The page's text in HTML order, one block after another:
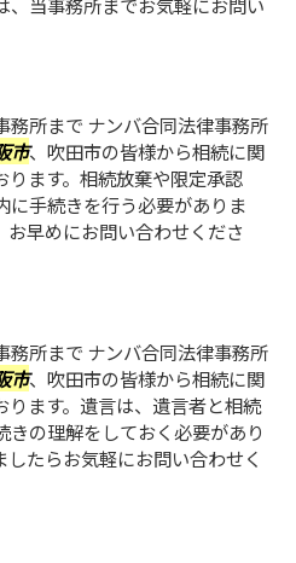
所まで ナンバ合同法律事務所
市、吹田市の皆様から相続に関
ります。相続放棄や限定承認
に手続きを行う必要がありま
早めにお問い合わせくださ
所まで ナンバ合同法律事務所
市、吹田市の皆様から相続に関
ります。遺言は、遺言者と相続
きの理解をしておく必要があり
たらお気軽にお問い合わせく